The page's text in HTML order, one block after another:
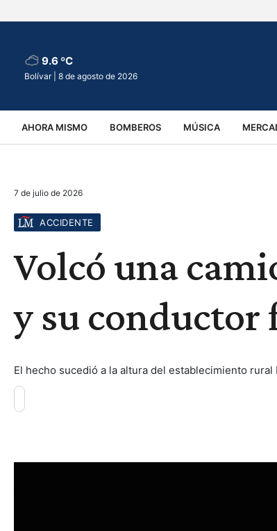
9.6 ºC
Bolívar | 8 de agosto de 2026
AHORA MISMO BOMBEROS MÚSICA
VIRALES ACCIDENTES
7 de julio de 2026
ACCIDENTE
Volcó una
y su conductor
El hecho sucedió a la altura del establecimiento